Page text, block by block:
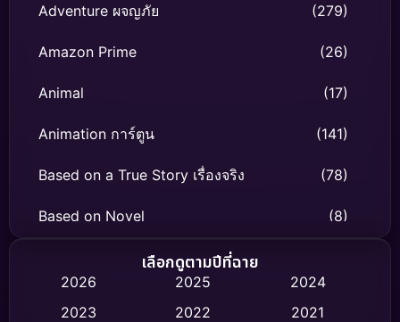
Adventure ผจญภัย (279)
Amazon Prime (26)
Animal (17)
Animation การ์ตูน (141)
Based on a True Story เรื่องจริง (78)
Based on Novel (8)
Biography ชีวิตจริงเลือกดูตามปีที่ฉาย
2026 2025
2024
2023
2022
2021